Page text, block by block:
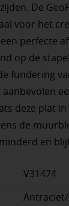
De
voor het
perfecte
op de
fundering
deze plat
de
en
V31474